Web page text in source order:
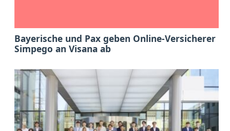
Bayerische und Pax geben Online-Versicherer
Simpego an Visana ab